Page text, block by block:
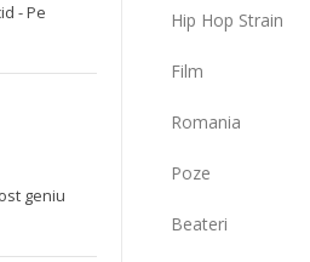
- Pe
geniu
Hip Hop Strain
Film
Romania
Poze
Beateri